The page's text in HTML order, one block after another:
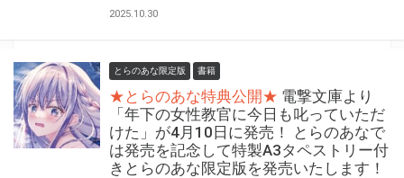
2025.10.30
とらのあな限定版 書籍
★とらのあな特典公開★ 電撃文庫より
「年下の女性教官に今日も叱っていただ
けた」が4月10日に発売！ とらのあなで
は発売を記念して特製A3タペストリー付
きとらのあな限定版を発売いたします！